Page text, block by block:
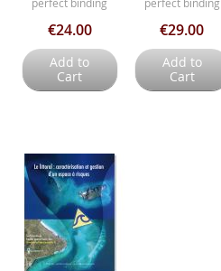
€24.00
Add to
Cart
€29.00
Add to
Cart